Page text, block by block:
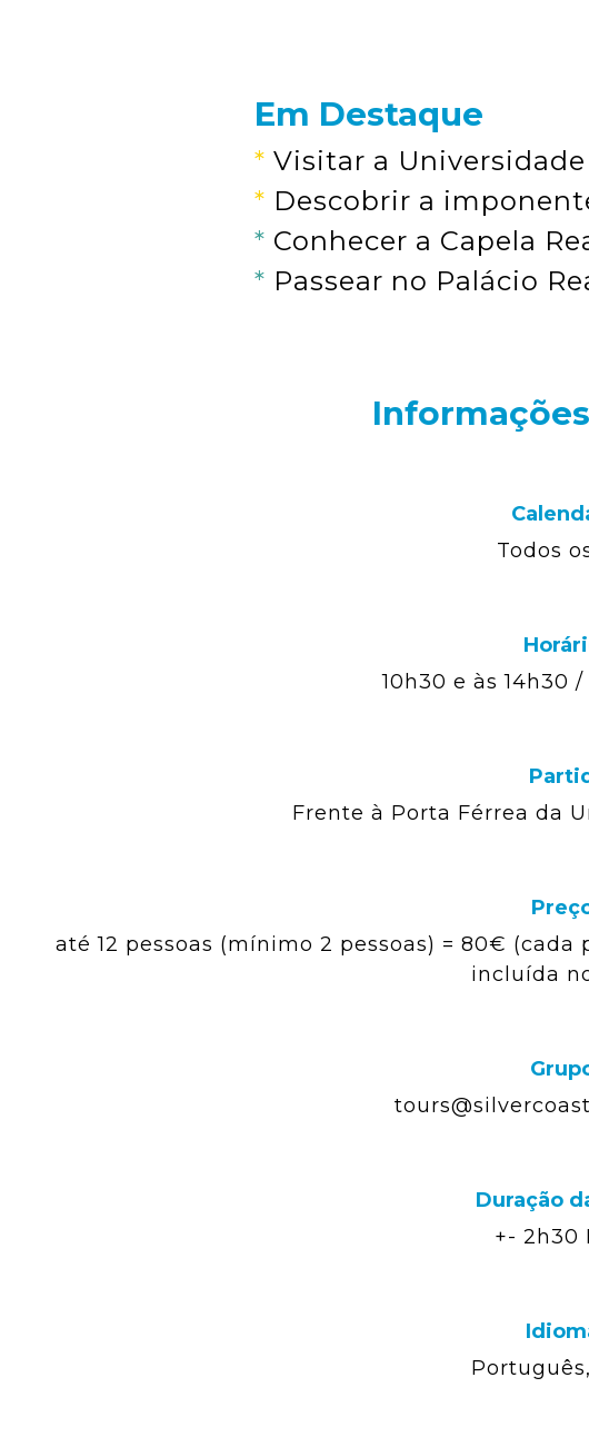
Em Destaque
* Visitar a
* Descobrir a
* Conhecer a Capela
* Passear no Palácio
Todos
10h30 e às 14h30
Frente à Porta Férrea da
até 12 pessoas (mínimo 2 pessoas) = 80€
incluída
Duração
+- 2h30